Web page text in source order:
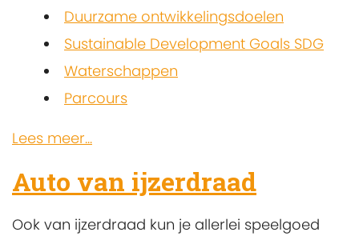
Duurzame ontwikkelingsdoelen
Sustainable Development Goals SDG
Waterschappen
Parcours
Lees meer...
Auto van ijzerdraad
Ook van ijzerdraad kun je allerlei speelgoed